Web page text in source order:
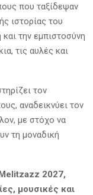
που ταξίδεψαν
ιστορίας του
την εμπιστοσύνη
τις αυλές και
τον
αναδεικνύει τον
με στόχο να
τη μοναδική
2027,
μουσικές και